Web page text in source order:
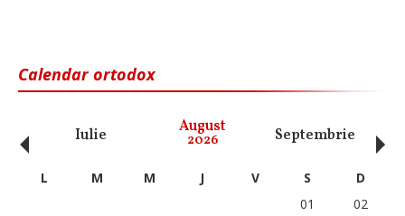
Calendar ortodox
Iulie August
2026 Septembrie
‹ L M M J V S
D
01
02